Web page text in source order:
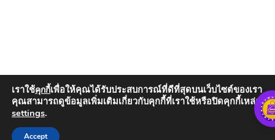
เราใช้คุกกี้เพื่อให้คุณได้รับประสบการณ์ที่ดีที่สุดบนเว็บไซต์ของเรา
คุณสามารถดูข้อมูลเพิ่มเติมเกี่ยวกับคุกกี้ที่เราใช้หรือปิดคุกกี้เหล่านั้น
settings.
Accept